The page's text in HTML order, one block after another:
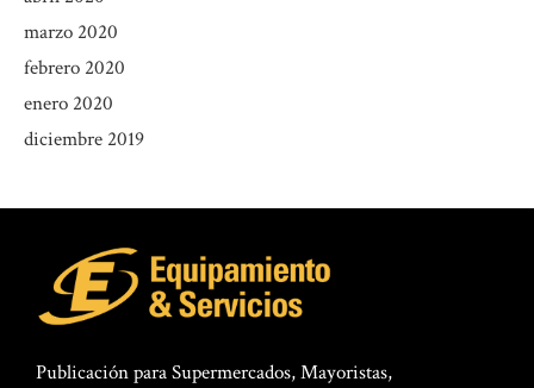
marzo 2020
febrero 2020
enero 2020
diciembre 2019
Publicación para Supermercados, Mayoristas,